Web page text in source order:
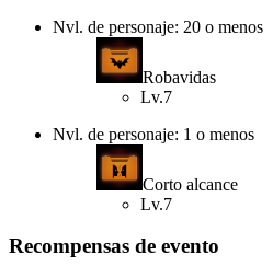
Nvl. de personaje: 20 o menos
Robavidas
Lv.7
Nvl. de personaje: 1 o menos
Corto alcance
Lv.7
Recompensas de evento